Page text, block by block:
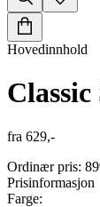
Hovedinnhold
fra 629,-
Ordinær pris:
Prisinformasjon
Farge: